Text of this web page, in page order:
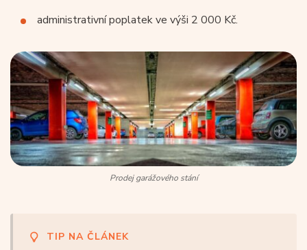
administrativní poplatek ve výši 2 000 Kč.
Prodej garážového stání
TIP NA ČLÁNEK